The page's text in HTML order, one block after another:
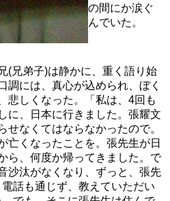
の間にか涙ぐ
んでいた。
(兄弟子)は静かに、重く語り始
調には、真心が込められ、ぼく
悲しくなった。「私は、4回も
に、日本に行きました。張耀文
せなくてはならなかったので。
亡くなったことを。張先生が日
ら、何度か帰ってきました。で
沙汰がなくなり、ずっと、張先
話も通じず、教えていただい